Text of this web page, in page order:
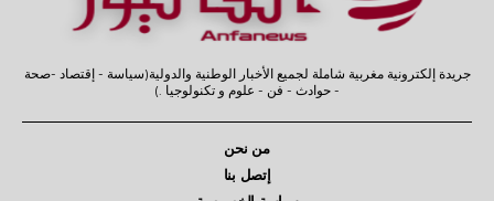
جريدة إلكترونية مغربية شاملة لجميع الأخبار الوطنية والدولية(سياسة - إقتصاد -صحة
- حوادث - فن - علوم و تكنولوجيا .)
من نحن
إتصل بنا